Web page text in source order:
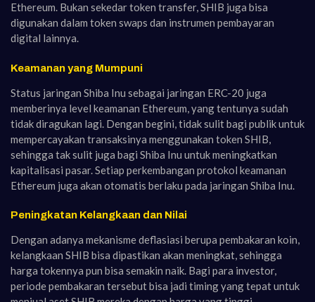
Ethereum. Bukan sekedar token transfer, SHIB juga bisa
digunakan dalam token swaps dan instrumen pembayaran
digital lainnya.
Keamanan yang Mumpuni
Status jaringan Shiba Inu sebagai jaringan ERC-20 juga
memberinya level keamanan Ethereum, yang tentunya sudah
tidak diragukan lagi. Dengan begini, tidak sulit bagi publik untuk
mempercayakan transaksinya menggunakan token SHIB,
sehingga tak sulit juga bagi Shiba Inu untuk meningkatkan
kapitalisasi pasar. Setiap perkembangan protokol keamanan
Ethereum juga akan otomatis berlaku pada jaringan Shiba Inu.
Peningkatan Kelangkaan dan Nilai
Dengan adanya mekanisme deflasiasi berupa pembakaran koin,
kelangkaan SHIB bisa dipastikan akan meningkat, sehingga
harga tokennya pun bisa semakin naik. Bagi para investor,
periode pembakaran tersebut bisa jadi timing yang tepat untuk